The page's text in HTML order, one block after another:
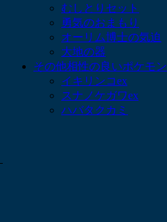
むしとりセット
勇気のおまもり
オーリム博士の気迫
大地の器
その他相性の良いポケモン
イキリンコex
スナノケガワex
ハバタクカミ